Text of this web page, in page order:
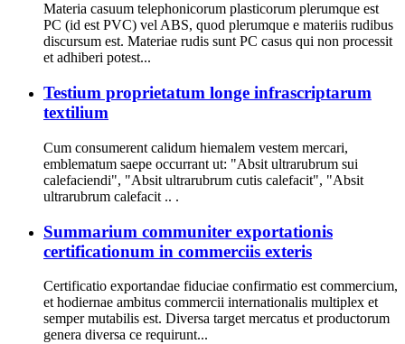
Materia casuum telephonicorum plasticorum plerumque est
PC (id est PVC) vel ABS, quod plerumque e materiis rudibus
discursum est. Materiae rudis sunt PC casus qui non processit
et adhiberi potest...
Testium proprietatum longe infrascriptarum
textilium
Cum consumerent calidum hiemalem vestem mercari,
emblematum saepe occurrant ut: "Absit ultrarubrum sui
calefaciendi", "Absit ultrarubrum cutis calefacit", "Absit
ultrarubrum calefacit .. .
Summarium communiter exportationis
certificationum in commerciis exteris
Certificatio exportandae fiduciae confirmatio est commercium,
et hodiernae ambitus commercii internationalis multiplex et
semper mutabilis est. Diversa target mercatus et productorum
genera diversa ce requirunt...